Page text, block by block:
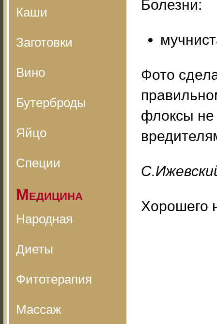
Каши
Заготовки
Вино
Бутерброды
Яйцо
Специи
Медицина
Народная
Диеты
Фитотерапия
Массаж
Болезни:
Фото
флоксы
Хорошего